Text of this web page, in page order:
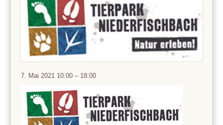
Tierpark
7. Mai 2021 10:00 – 18:00